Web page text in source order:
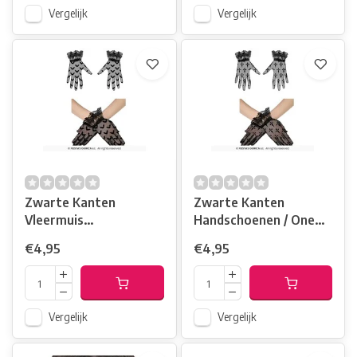
Vergelijk Vergelijk
Zwarte Kanten
Vleermuis
Size
€4,95
Vergelijk
Zwarte Kanten
Handschoenen / One
€4,95
Vergelijk